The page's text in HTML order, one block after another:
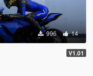
996 14
V1.01